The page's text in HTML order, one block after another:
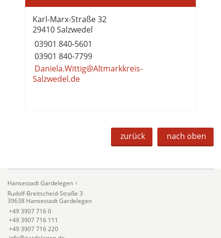
Karl-Marx-Straße 32
29410 Salzwedel
03901 840-5601
03901 840-7799
Daniela.Wittig@Altmarkkreis-
Salzwedel.de
zurück nach oben
Hansestadt Gardelegen
Rudolf-Breitscheid-Straße 3
39638 Hansestadt Gardelegen
+49 3907 716 0
+49 3907 716 111
+49 3907 716 220